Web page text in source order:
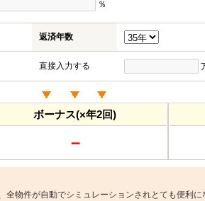
％
返済年数
直接入力する
ボーナス(×年2回)
－
全物件が自動でシミュレーションされとても便利に